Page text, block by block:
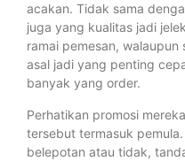
acakan. Tidak sama
juga yang kualitas jadi
ramai pemesan, walaupun
asal jadi yang penting
banyak yang order.
Perhatikan promosi
tersebut termasuk
belepotan atau tidak,